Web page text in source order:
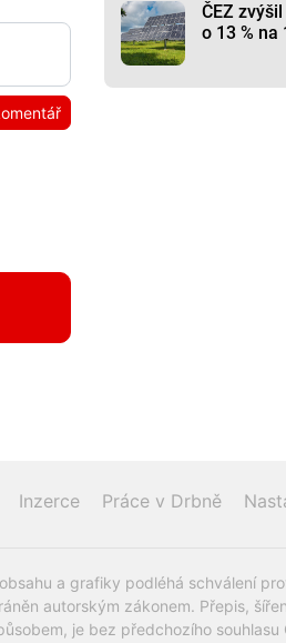
ČEZ
o 13 % na
Inzerce Práce v Drbně
a grafiky podléhá schválení
autorským zákonem. Přepis,
je bez předchozího souhlasu